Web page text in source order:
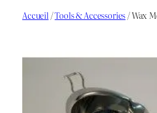
Accueil /Tools & Accessories/ Wax